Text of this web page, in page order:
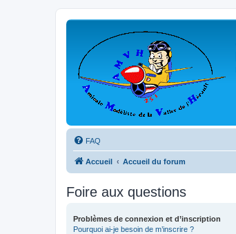
FAQ
Accueil Accueil du forum
Foire aux questions
Problèmes de connexion et d’inscription
Pourquoi ai-je besoin de m’inscrire ?